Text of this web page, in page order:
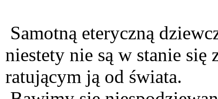
Samotną eteryczną
niestety nie są w stanie
ratującym ją od świata.